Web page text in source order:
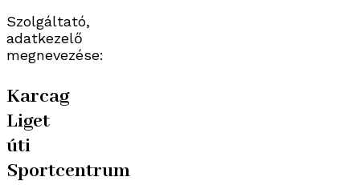
Szolgáltató,
adatkezelő
megnevezése:
Karcag
Liget
úti
Sportcentrum